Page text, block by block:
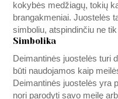
kokybės medžiagų, tokių
brangakmeniai. Juostelės
simboliu, atspindinčiu ne
Simbolika
Deimantinės juostelės turi
būti naudojamos kaip
Deimantinės juostelės yra
nori parodyti savo meilę